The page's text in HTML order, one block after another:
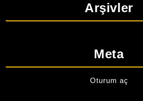
Arşivler
Meta
Oturum aç